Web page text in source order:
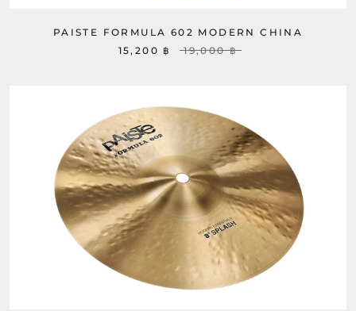
PAISTE FORMULA 602 MODERN CHINA
15,200 ฿
19,000 ฿